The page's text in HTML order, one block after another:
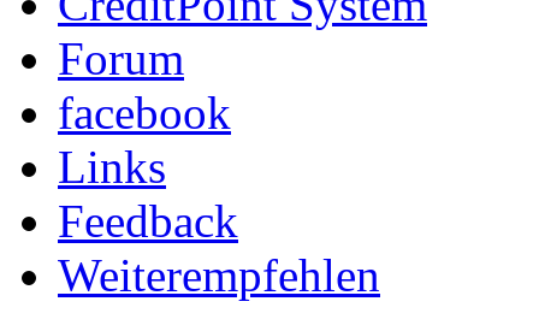
Forum
facebook
Links
Feedback
Weiterempfehlen